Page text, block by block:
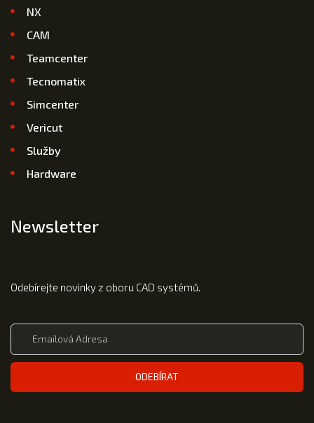
NX
CAM
Teamcenter
Tecnomatix
Simcenter
Vericut
Služby
Hardware
Newsletter
Odebírejte novinky z oboru CAD systémů.
ODEBÍRAT